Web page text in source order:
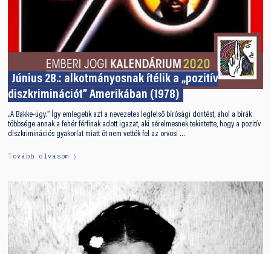
Június 28.: alkotmányosnak ítélik a „pozitív
diszkriminációt” Amerikában (1978)
„A Bakke-ügy.” Így emlegetik azt a nevezetes legfelső bírósági döntést, ahol a bírák
többsége annak a fehér férfinak adott igazat, aki sérelmesnek tekintette, hogy a pozitív
diszkriminációs gyakorlat miatt őt nem vették fel az orvosi …
Tovább olvasom